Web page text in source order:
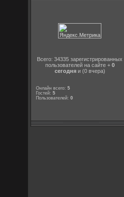
Всего: 34335 зарегистрированных
пользователей на сайте + 0
сегодняи (0 вчера)
Онлайн всего:5
Гостей:5
Пользователей:0